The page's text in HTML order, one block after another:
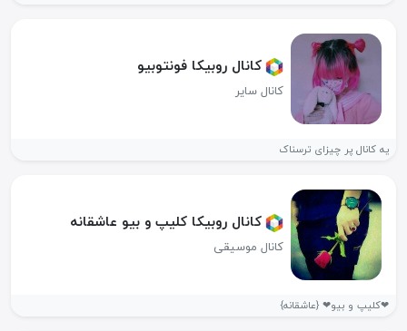
کانال روبیکا فونتوبیو
کانال سایر
یه کانال پر چیزای ترسناک
کانال روبیکا کلیپ و بیو عاشقانه
کانال موسیقی
❤کلیپ و بیو❤ {عاشقانه}